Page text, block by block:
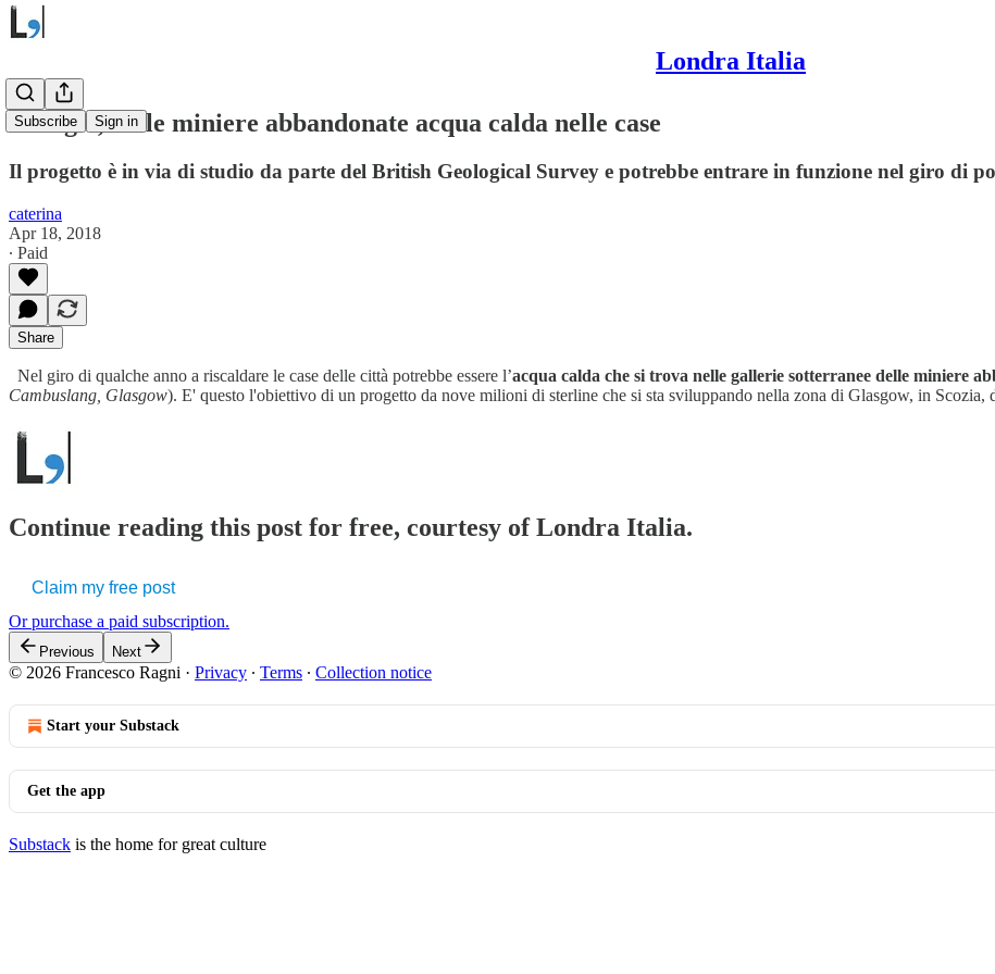
Londra Italia
Subscribe Sign in
Energia, dalle miniere abbandonate acqua calda nelle case
Il progetto è in via di studio da parte del British Geological Survey e potrebbe entrare in funzione nel giro di
caterina
Apr 18, 2018
∙ Paid
Share
Nel giro di qualche anno a riscaldare le case delle città potrebbe essere l’acqua calda che si trova nelle gallerie sotterranee delle miniere
Cambuslang, Glasgow). E' questo l'obiettivo di un progetto da nove milioni di sterline che si sta sviluppando nella zona di Glasgow, in
Continue reading this post for free, courtesy of Londra Italia.
Claim my free post
Or purchase a paid subscription.
Previous Next
© 2026 Francesco Ragni · Privacy ∙ Terms ∙ Collection notice
Start your Substack
Get the app
Substack is the home for great culture